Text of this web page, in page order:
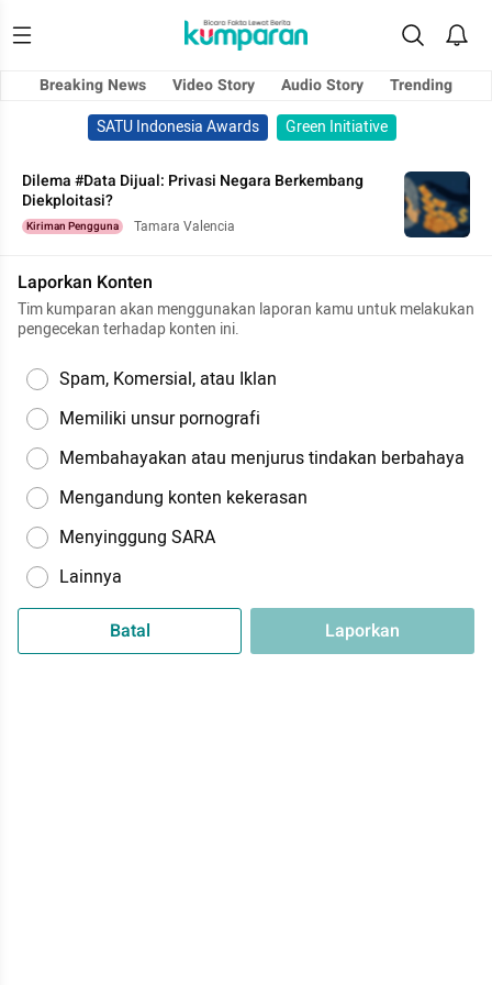
Breaking News Video Story Audio Story
Trending
SATU Indonesia Awards
Green Initiative
Dilema #Data Dijual: Privasi Negara Berkembang
Diekploitasi?
Kiriman Pengguna Tamara Valencia
Laporkan Konten
Tim kumparan akan menggunakan laporan kamu untuk melakukan
pengecekan terhadap konten ini.
Spam, Komersial, atau Iklan
Memiliki unsur pornografi
Membahayakan atau menjurus tindakan berbahaya
Mengandung konten kekerasan
Menyinggung SARA
Lainnya
Batal Laporkan